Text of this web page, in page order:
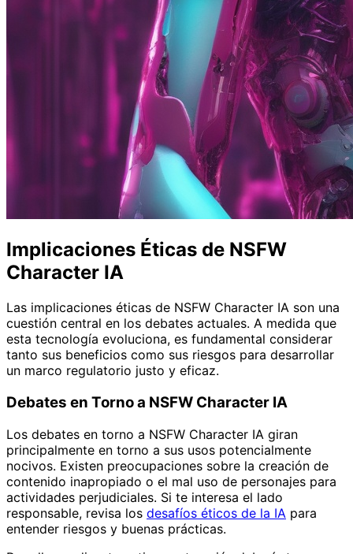
Implicaciones Éticas de NSFW
Character IA
Las implicaciones éticas de NSFW Character IA son una
cuestión central en los debates actuales. A medida que
esta tecnología evoluciona, es fundamental considerar
tanto sus beneficios como sus riesgos para desarrollar
un marco regulatorio justo y eficaz.
Debates en Torno a NSFW Character IA
Los debates en torno a NSFW Character IA giran
principalmente en torno a sus usos potencialmente
nocivos. Existen preocupaciones sobre la creación de
contenido inapropiado o el mal uso de personajes para
actividades perjudiciales. Si te interesa el lado
responsable, revisa los desafíos éticos de la IA para
entender riesgos y buenas prácticas.